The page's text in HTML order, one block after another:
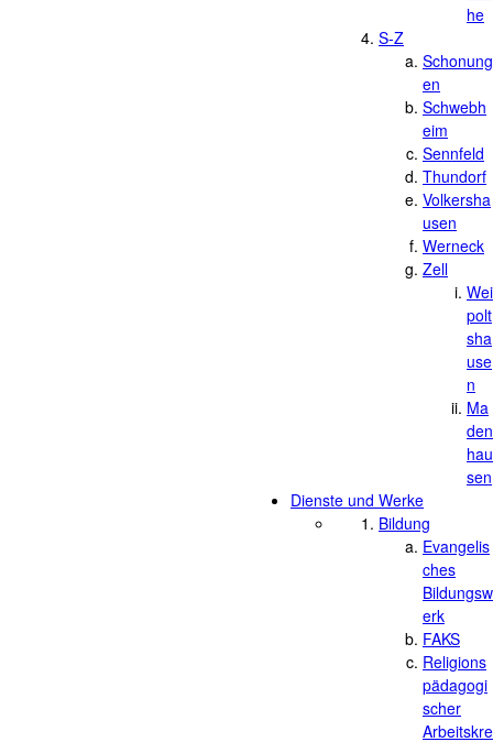
he
S-Z
Schonung
en
Schwebh
eim
Sennfeld
Thundorf
Volkersha
usen
Werneck
Zell
Wei
polt
sha
use
n
Ma
den
hau
sen
Dienste und Werke
Bildung
Evangelis
ches
Bildungsw
erk
FAKS
Religions
pädagogi
scher
Arbeitskre